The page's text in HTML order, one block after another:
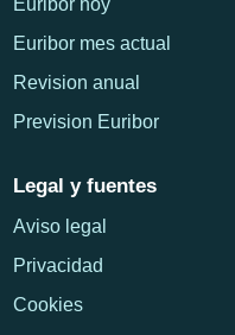
Euribor hoy
Euribor mes actual
Revision anual
Prevision Euribor
Legal y fuentes
Aviso legal
Privacidad
Cookies